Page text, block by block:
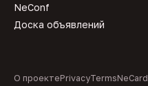
NeConf
Доска объявлений
О проектеPrivacyTermsNeCard